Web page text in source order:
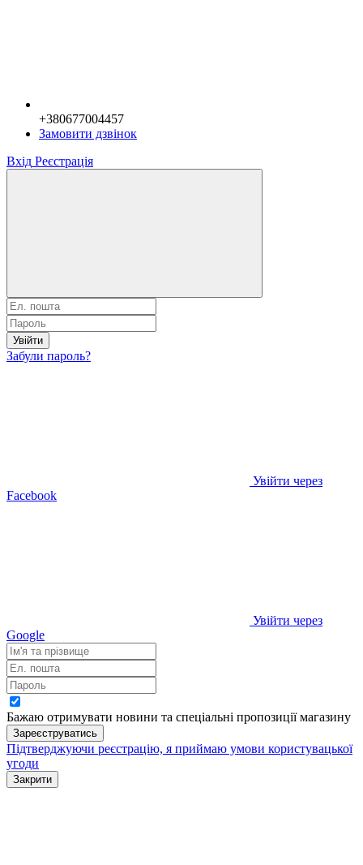
+380677004457
Замовити дзвінок
Вхід Реєстрація
Увійти
Забули пароль?
Увійти через
Facebook
Увійти через
Google
Бажаю отримувати новини та спеціальні пропозиціїмагазину
Зареєструватись
Підтверджуючи реєстрацію, я приймаю умови користувацької
угоди
Закрити